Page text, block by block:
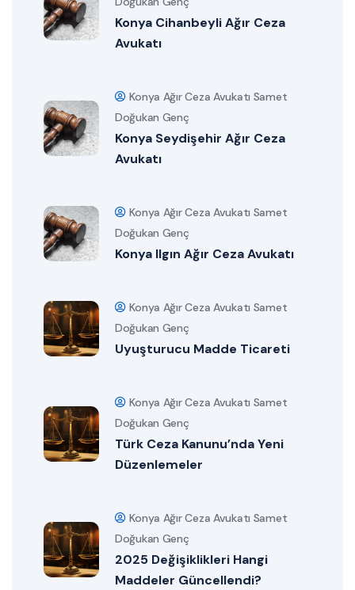
Konya Cihanbeyli Ağır Ceza
Avukatı
Konya Ağır Ceza Avukatı Samet
Doğukan Genç
Konya Seydişehir Ağır Ceza
Avukatı
Konya Ağır Ceza Avukatı Samet
Doğukan Genç
Konya Ilgın Ağır Ceza Avukatı
Konya Ağır Ceza Avukatı Samet
Doğukan Genç
Uyuşturucu Madde Ticareti
Konya Ağır Ceza Avukatı Samet
Doğukan Genç
Türk Ceza Kanunu’nda Yeni
Düzenlemeler
Konya Ağır Ceza Avukatı Samet
Doğukan Genç
2025 Değişiklikleri Hangi
Maddeler Güncellendi?